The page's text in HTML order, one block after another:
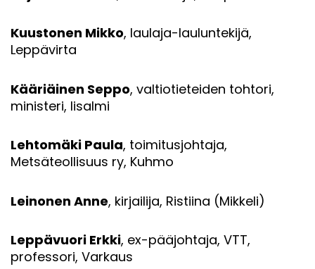
Kuustonen Mikko, laulaja-lauluntekijä,
Leppävirta
Kääriäinen Seppo, valtiotieteiden tohtori,
ministeri, Iisalmi
Lehtomäki Paula, toimitusjohtaja,
Metsäteollisuus ry, Kuhmo
Leinonen Anne, kirjailija, Ristiina (Mikkeli)
Leppävuori Erkki, ex-pääjohtaja, VTT,
professori, Varkaus